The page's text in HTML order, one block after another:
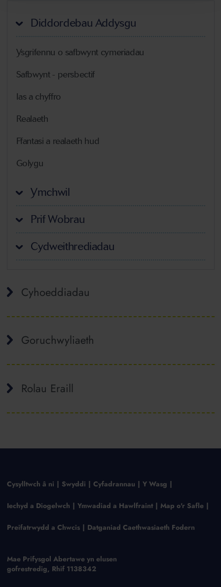
Diddordebau Addysgu
Ysgrifennu o safbwynt cymeriadau
Safbwynt - persbectif
Ias a chyffro
Realaeth
Ffantasi a realaeth hud
Golygu
Ymchwil
Prif Wobrau
Cydweithrediadau
Cyhoeddiadau
Goruchwyliaeth
Rolau Eraill
Cysylltwch â ni Swyddi Cyfadrannau Y Wasg
Iechyd a Diogelwch Ymwadiad a Hawlfraint Map o'r Safle
Preifatrwydd a Chwcis Datganiad Caethwasiaeth Fodern
Mae Prifysgol Abertawe yn elusen
gofrestredig, Rhif 1138342